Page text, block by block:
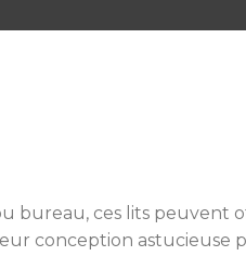
bureau, ces lits peuvent
conception astucieuse